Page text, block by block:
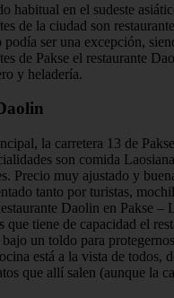
habitual en el sudeste
de la ciudad son
podía ser una excepción,
de Pakse el restaurante
y heladería.
la carretera 13 de
son comida
Precio muy ajustado y
tanto por turistas,
Daolin en Pakse –
que tiene de capacidad el
bajo un toldo para
está a la vista de todos,
que allí salen (aunque la